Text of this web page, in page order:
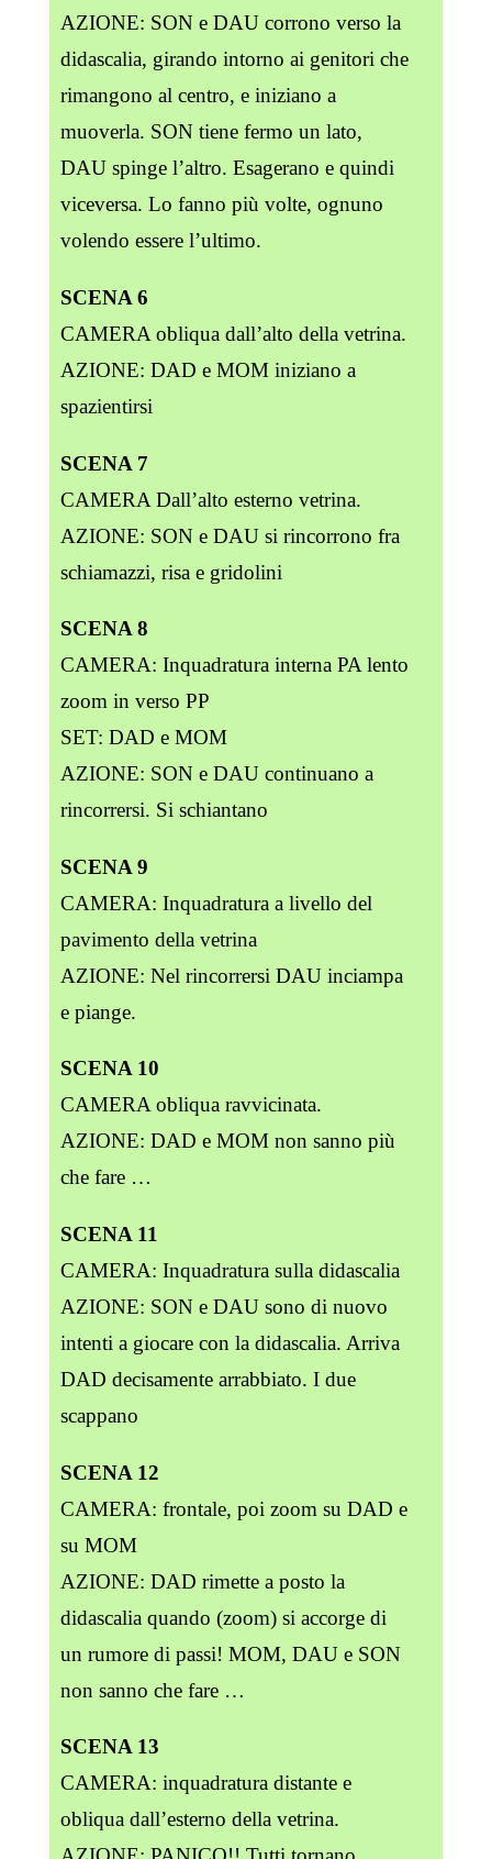
AZIONE: SON e DAU corrono verso la
didascalia, girando intorno ai genitori che
rimangono al centro, e iniziano a
muoverla. SON tiene fermo un lato,
DAU spinge l’altro. Esagerano e quindi
viceversa. Lo fanno più volte, ognuno
volendo essere l’ultimo.
SCENA 6
CAMERA obliqua dall’alto della vetrina.
AZIONE: DAD e MOM iniziano a
spazientirsi
SCENA 7
CAMERA Dall’alto esterno vetrina.
AZIONE: SON e DAU si rincorrono fra
schiamazzi, risa e gridolini
SCENA 8
CAMERA: Inquadratura interna PA lento
zoom in verso PP
SET: DAD e MOM
AZIONE: SON e DAU continuano a
rincorrersi. Si schiantano
SCENA 9
CAMERA: Inquadratura a livello del
pavimento della vetrina
AZIONE: Nel rincorrersi DAU inciampa
e piange.
SCENA 10
CAMERA obliqua ravvicinata.
AZIONE: DAD e MOM non sanno più
che fare …
SCENA 11
CAMERA: Inquadratura sulla didascalia
AZIONE: SON e DAU sono di nuovo
intenti a giocare con la didascalia. Arriva
DAD decisamente arrabbiato. I due
scappano
SCENA 12
CAMERA: frontale, poi zoom su DAD e
su MOM
AZIONE: DAD rimette a posto la
didascalia quando (zoom) si accorge di
un rumore di passi! MOM, DAU e SON
non sanno che fare …
SCENA 13
CAMERA: inquadratura distante e
obliqua dall’esterno della vetrina.